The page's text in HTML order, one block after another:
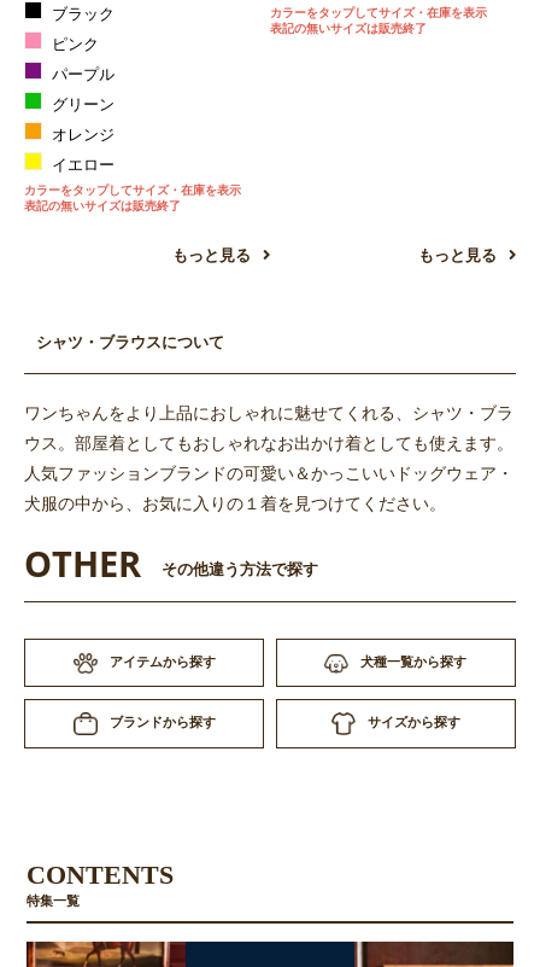
ブラック
ピンク
パープル
グリーン
オレンジ
イエロー
カラーをタップしてサイズ・在庫を表示
表記の無いサイズは販売終了
もっと見る
カラーをタップしてサイズ・在庫を表示
表記の無いサイズは販売終了
もっと見る
お買い物を続ける カートへ進む
シャツ・ブラウスについて
ワンちゃんをより上品におしゃれに魅せてくれる、シャツ・ブラ
ウス。部屋着としてもおしゃれなお出かけ着としても使えます。
人気ファッションブランドの可愛い＆かっこいいドッグウェア・
犬服の中から、お気に入りの１着を見つけてください。
OTHER その他違う方法で探す
アイテムから探す 犬種一覧から探す
ブランドから探す サイズから探す
CONTENTS
特集一覧